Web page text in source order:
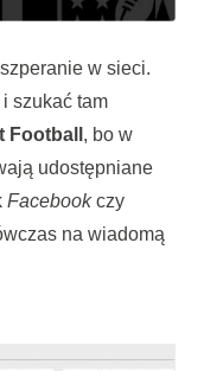
w sieci.
szukać tam
, bo w
udostępniane
Facebookczy
na wiadomą